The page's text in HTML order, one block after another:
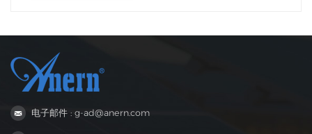
学校和医院每年都要支付大量的能源费用。实施一项 离网商
用太阳能系统 太阳能可以帮助学校减少能源支出，从而节省
更多资金用于其他方面。太阳能不仅能帮助学校节省眼前的
开支，还能带来长远的收益。许多学校利用税收减免和补贴
成本，帮助学校快速节省开支。 太阳能电池板、逆变器和人
电子邮件 : g-ad@anern.com